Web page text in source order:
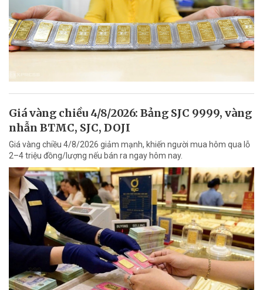
Giá vàng chiều 4/8/2026: Bảng SJC 9999, vàng
nhẫn BTMC, SJC, DOJI
Giá vàng chiều 4/8/2026 giảm mạnh, khiến người mua hôm qua lỗ
2–4 triệu đồng/lượng nếu bán ra ngay hôm nay.